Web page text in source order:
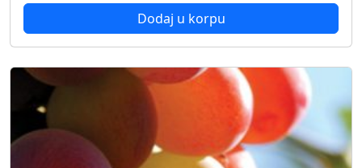
Dodaj u korpu